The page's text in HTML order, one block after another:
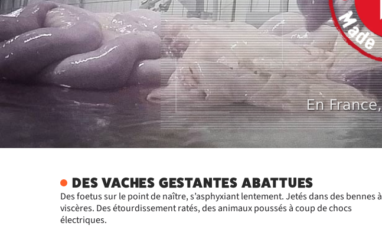
DES VACHES GESTANTES ABATTUES
Des foetus sur le point de naître, s’asphyxiant lentement. Jetés dans des bennes à
viscères. Des étourdissement ratés, des animaux poussés à coup de chocs
électriques.